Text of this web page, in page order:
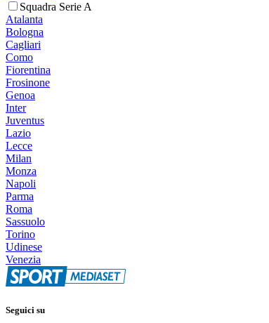
Squadra Serie A
Atalanta
Bologna
Cagliari
Como
Fiorentina
Frosinone
Genoa
Inter
Juventus
Lazio
Lecce
Milan
Monza
Napoli
Parma
Roma
Sassuolo
Torino
Udinese
Venezia
Seguici su